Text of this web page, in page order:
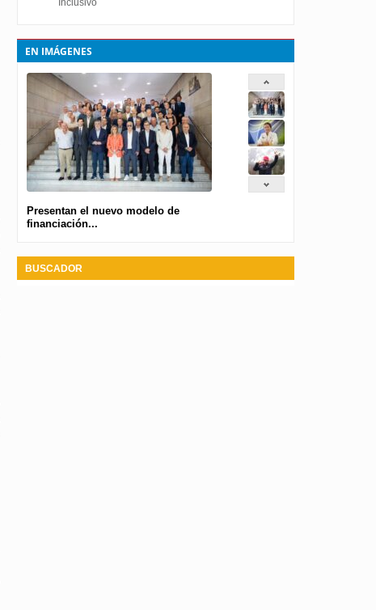
Inclusivo
EN IMÁGENES
Presentan el nuevo modelo de
financiación...
BUSCADOR